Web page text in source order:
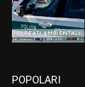
POPOLARI